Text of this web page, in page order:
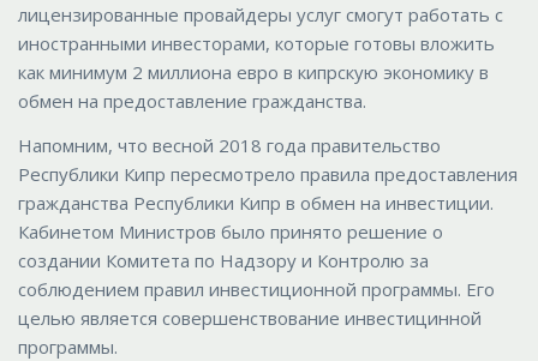
лицензированные провайдеры услуг смогут работать с
иностранными инвесторами, которые готовы вложить
как минимум 2 миллиона евро в кипрскую экономику в
обмен на предоставление гражданства.
Напомним, что весной 2018 года правительство
Республики Кипр пересмотрело правила предоставления
гражданства Республики Кипр в обмен на инвестиции.
Кабинетом Министров было принято решение о
создании Комитета по Надзору и Контролю за
соблюдением правил инвестиционной программы. Его
целью является совершенствование инвестицинной
программы.